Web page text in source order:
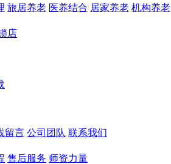
旅居养老 医养结合 居家养老 机构养老
店
留言 公司团队 联系我们
售后服务 师资力量